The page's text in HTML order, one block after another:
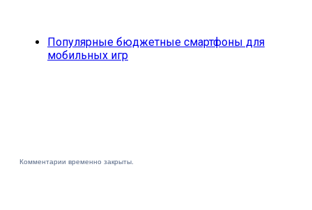
Популярные бюджетные смартфоны для
мобильных игр
Комментарии временно закрыты.